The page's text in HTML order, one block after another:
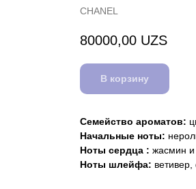
CHANEL
80000,00 UZS
В корзину
Семейство ароматов:
Начальные ноты:
Ноты сердца : жасмин и
Ноты шлейфа: